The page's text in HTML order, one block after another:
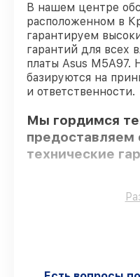
В нашем центре
расположенном в
гарантируем
гарантий для всех
платы Asus M5A97.
базируются на
и ответственности.
Мы гордимся
технические